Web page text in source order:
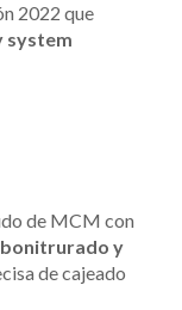
2022 que
system
de MCM con
y
de cajeado